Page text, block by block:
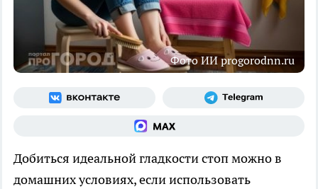
Фото ИИ progorodnn.ru
Добиться идеальной гладкости стоп можно в
домашних условиях, если использовать